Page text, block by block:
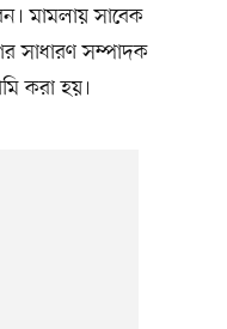
মামলায় সাবেক
সাধারণ সম্পাদক
করা হয়।